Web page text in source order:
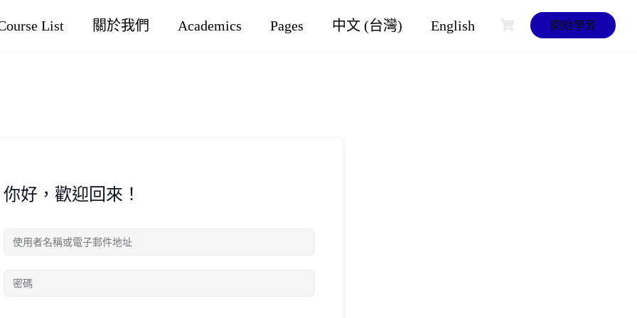
List 關於我們 Academics Pages 中文 (台灣) English 開始學習
你好，歡迎回來！